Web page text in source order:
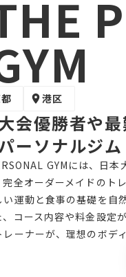
港区
会優勝者や
ーソナルジム
GYMには、日
完全オーダーメイドのト
い運動と食事の基礎を自
、コース内容や料金設定
レーナーが、理想のボデ